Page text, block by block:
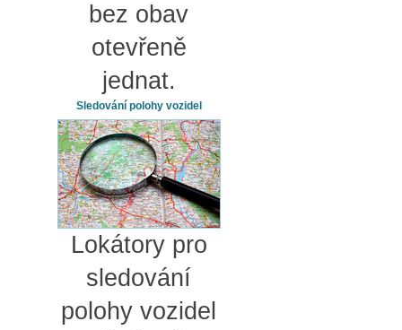
bez obav
otevřeně
jednat.
Sledování polohy vozidel
Lokátory pro
sledování
polohy vozidel